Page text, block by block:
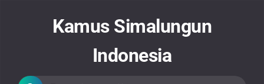
Kamus Simalungun
Indonesia